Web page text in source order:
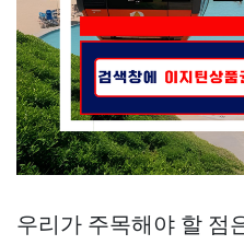
우리가 주목해야 할 점